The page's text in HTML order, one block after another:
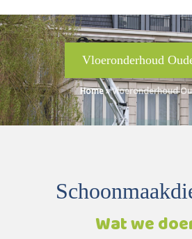
Vloeronderhoud
Home»Vloeronderhoud
Wat we